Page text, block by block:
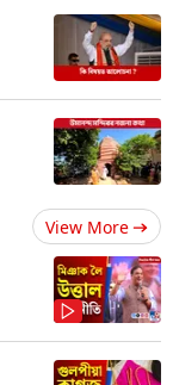
View More